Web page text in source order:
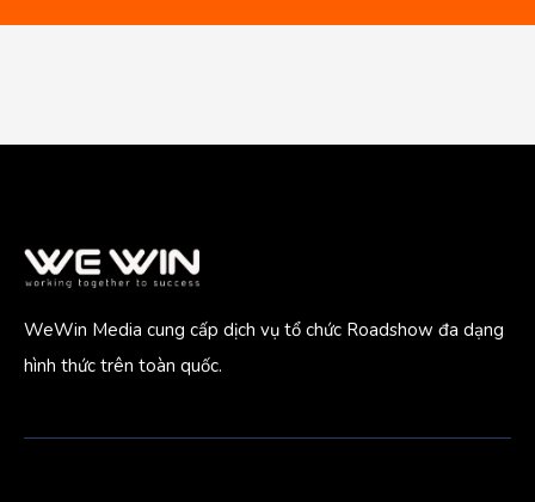
WeWin Media cung cấp dịch vụ tổ chức Roadshow đa dạng
hình thức trên toàn quốc.